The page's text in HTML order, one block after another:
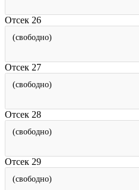
Отсек 26
(свободно)
Отсек 27
(свободно)
Отсек 28
(свободно)
Отсек 29
(свободно)